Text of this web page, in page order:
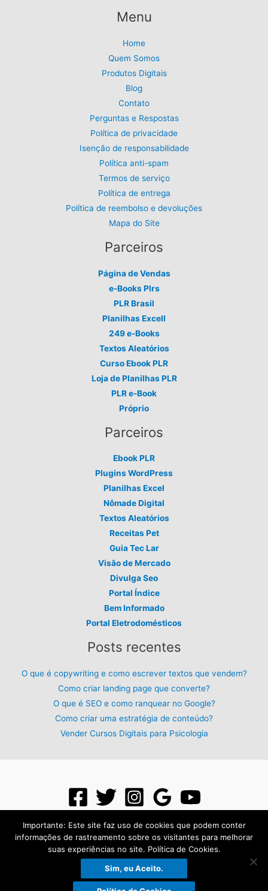
Menu
Home
Quem Somos
Produtos Digitais
Blog
Contato
Perguntas e Respostas
Política de privacidade
Isenção de responsabilidade
Política anti-spam
Termos de serviço
Política de entrega
Política de reembolso e devoluções
Mapa do Site
Parceiros
Página de Vendas
e-Books Plrs
PLR Brasil
Planilhas Excell
249 e-Books
Textos Aleatórios
Curso Ebook PLR
Loja de Planilhas PLR
PLR e-Book
Próprio
Parceiros
Ebook PLR
Plugins WordPress
Planilhas Excel
Nômade Digital
Textos Aleatórios
Receitas Pet
Guia Tec Lar
Visão de Mercado
Divulga Seo
Portal Índice
Bem Informado
Portal Eletrodomésticos
Posts recentes
O que é copywriting e como escrever textos que vendem?
Como criar landing page que converte?
O que é SEO e como ranquear no Google?
Como criar uma estratégia de conteúdo?
Vender Cursos Digitais para Psicologia
Todos os direitos reservados para: PLR Digital - 2026 - Criado com:
Página de Venda
Importante: Este site faz uso de cookies que podem conter
informações de rastreamento sobre os visitantes para melhorar
suas experiências no site. Política de Cookies.
Sim, eu Aceito.